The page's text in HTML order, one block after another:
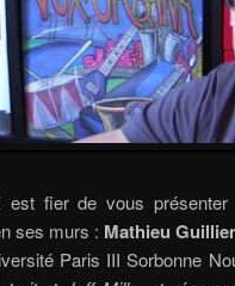
est fier de vous présenter
ses murs : Mathieu
Paris III Sorbonne